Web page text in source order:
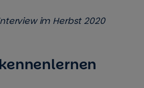
im Herbst 2020